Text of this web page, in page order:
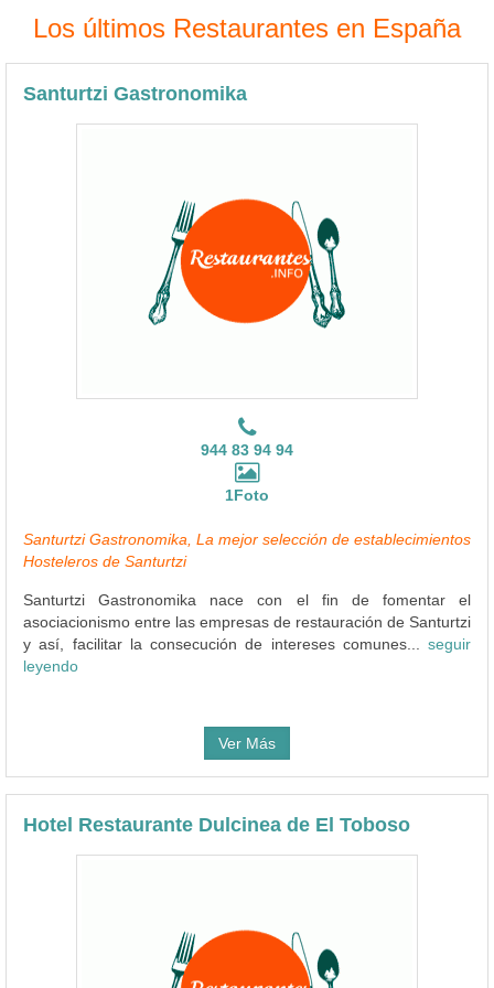
Los últimos Restaurantes en España
Santurtzi Gastronomika
944 83 94 94
1Foto
Santurtzi Gastronomika, La mejor selección de establecimientos
Hosteleros de Santurtzi
Santurtzi Gastronomika nace con el fin de fomentar el
asociacionismo entre las empresas de restauración de Santurtzi
y así, facilitar la consecución de intereses comunes... seguir
leyendo
Ver Más
Hotel Restaurante Dulcinea de El Toboso